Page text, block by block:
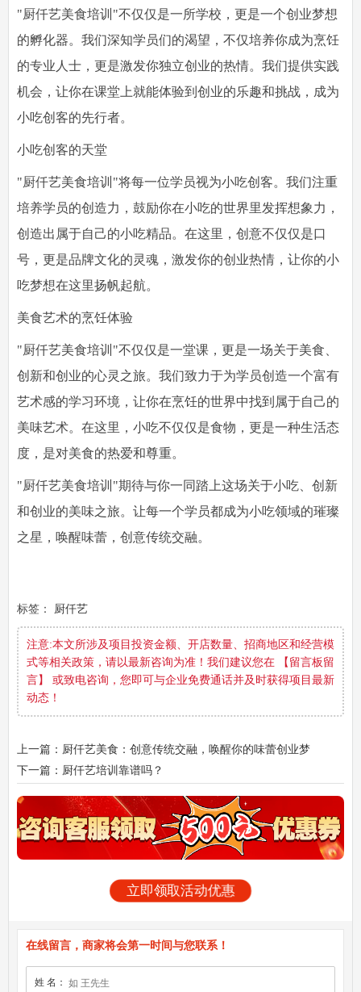
"厨仟艺美食培训"不仅仅是一所学校，更是一个创业梦想
的孵化器。我们深知学员们的渴望，不仅培养你成为烹饪
的专业人士，更是激发你独立创业的热情。我们提供实践
机会，让你在课堂上就能体验到创业的乐趣和挑战，成为
小吃创客的先行者。
小吃创客的天堂
"厨仟艺美食培训"将每一位学员视为小吃创客。我们注重
培养学员的创造力，鼓励你在小吃的世界里发挥想象力，
创造出属于自己的小吃精品。在这里，创意不仅仅是口
号，更是品牌文化的灵魂，激发你的创业热情，让你的小
吃梦想在这里扬帆起航。
美食艺术的烹饪体验
"厨仟艺美食培训"不仅仅是一堂课，更是一场关于美食、
创新和创业的心灵之旅。我们致力于为学员创造一个富有
艺术感的学习环境，让你在烹饪的世界中找到属于自己的
美味艺术。在这里，小吃不仅仅是食物，更是一种生活态
度，是对美食的热爱和尊重。
"厨仟艺美食培训 "期待与你一同踏上这场关于小吃、创新
和创业的美味之旅。让每一个学员都成为小吃领域的璀璨
之星，唤醒味蕾，创意传统交融。
标签： 厨仟艺
注意:本文所涉及项目投资金额、开店数量、招商地区和经营模
式等相关政策，请以最新咨询为准！我们建议您在 【留言板留
言】 或致电咨询，您即可与企业免费通话并及时获得项目最新
动态！
上一篇：厨仟艺美食：创意传统交融，唤醒你的味蕾创业梦
下一篇：厨仟艺培训靠谱吗？
立即领取活动优惠
在线留言，商家将会第一时间与您联系！
姓 名：